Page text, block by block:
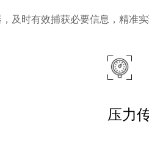
及时有效捕获必要信息，精准
压力